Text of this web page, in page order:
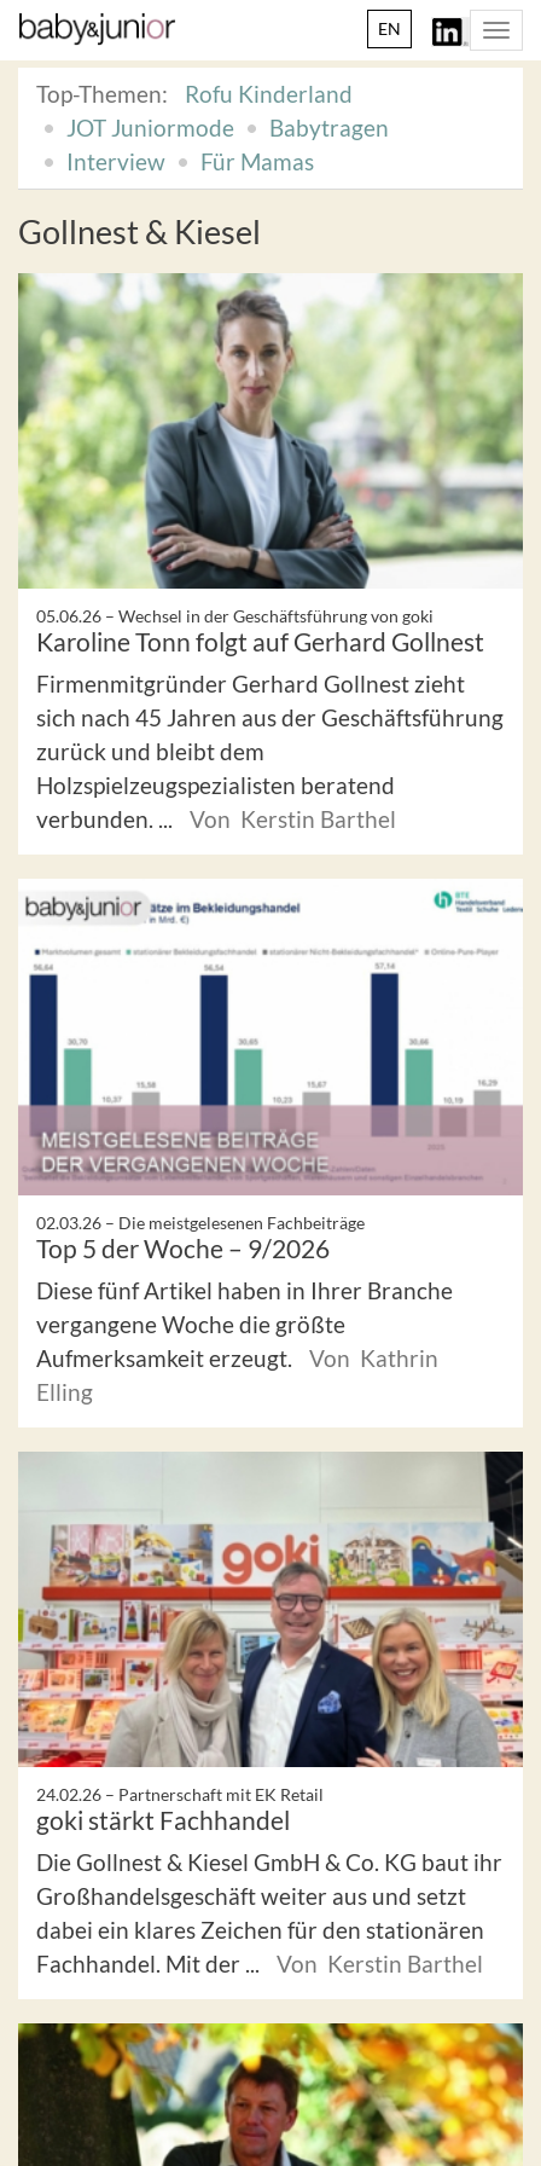
EN
Top-Themen:
Rofu Kinderland
JOT Juniormode
Babytragen
Interview
Für Mamas
Gollnest & Kiesel
05.06.26 – Wechsel in der Geschäftsführung von goki
Karoline Tonn folgt auf Gerhard Gollnest
Firmenmitgründer Gerhard Gollnest zieht
sich nach 45 Jahren aus der Geschäftsführung
zurück und bleibt dem
Holzspielzeugspezialisten beratend
verbunden. ...
Von Kerstin Barthel
02.03.26 – Die meistgelesenen Fachbeiträge
Top 5 der Woche – 9/2026
Diese fünf Artikel haben in Ihrer Branche
vergangene Woche die größte
Aufmerksamkeit erzeugt.
Von Kathrin
Elling
24.02.26 – Partnerschaft mit EK Retail
goki stärkt Fachhandel
Die Gollnest & Kiesel GmbH & Co. KG baut ihr
Großhandelsgeschäft weiter aus und setzt
dabei ein klares Zeichen für den stationären
Fachhandel. Mit der ...
Von Kerstin Barthel